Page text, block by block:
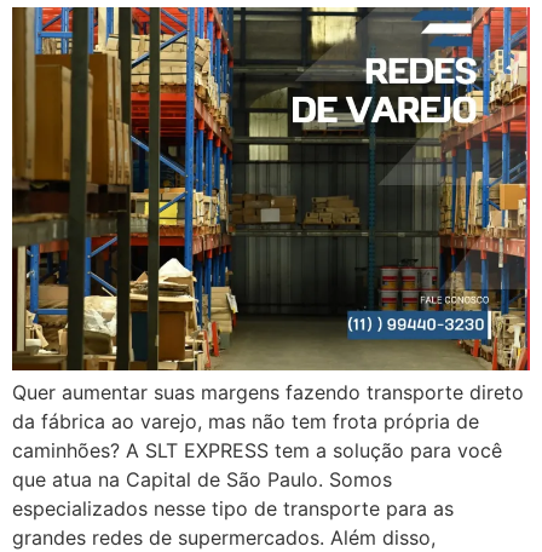
Quer aumentar suas margens fazendo transporte direto
da fábrica ao varejo, mas não tem frota própria de
caminhões? A SLT EXPRESS tem a solução para você
que atua na Capital de São Paulo. Somos
especializados nesse tipo de transporte para as
grandes redes de supermercados. Além disso,